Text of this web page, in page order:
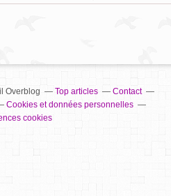
Overblog Top articles
Contact
Cookies et données personnelles
cookies